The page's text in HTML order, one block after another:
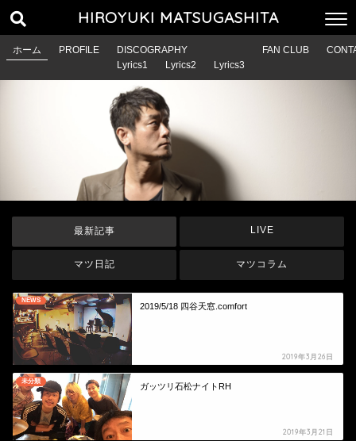
HIROYUKI MATSUGASHITA
ホーム PROFILE
DISCOGRAPHY
Lyrics1
Lyrics2 Lyrics3
FAN CLUB
最新記事 LIVE
マツ日記 マツコラム
NEWS
2019/5/18 四谷天窓.comfort
2019年3月26日
未分類
ガッツリ石松ナイトRH
2019年3月21日